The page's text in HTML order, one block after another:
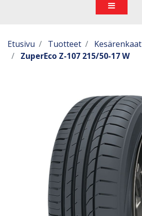
Etusivu Tuotteet Kesärenkaat
ZuperEco Z-107 215/50-17 W